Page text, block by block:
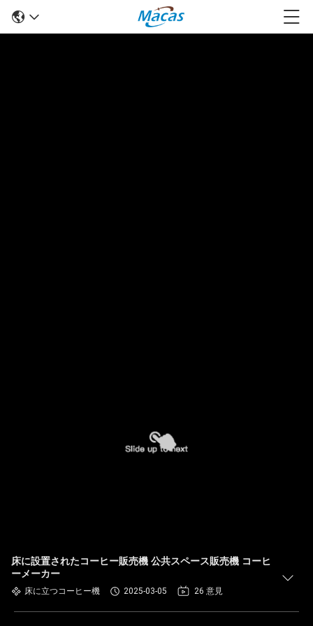
床に設置されたコーヒー販売機 公共スペース販売機 コーヒ
ーメーカー
床に立つコーヒー機 2025-03-05 26 意見